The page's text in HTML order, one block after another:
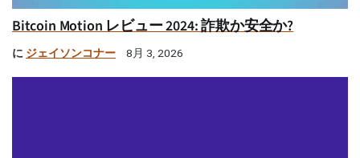
Bitcoin Motion レビュー 2024: 詐欺か安全か?
に ジェイソンコナー 8月 3, 2026